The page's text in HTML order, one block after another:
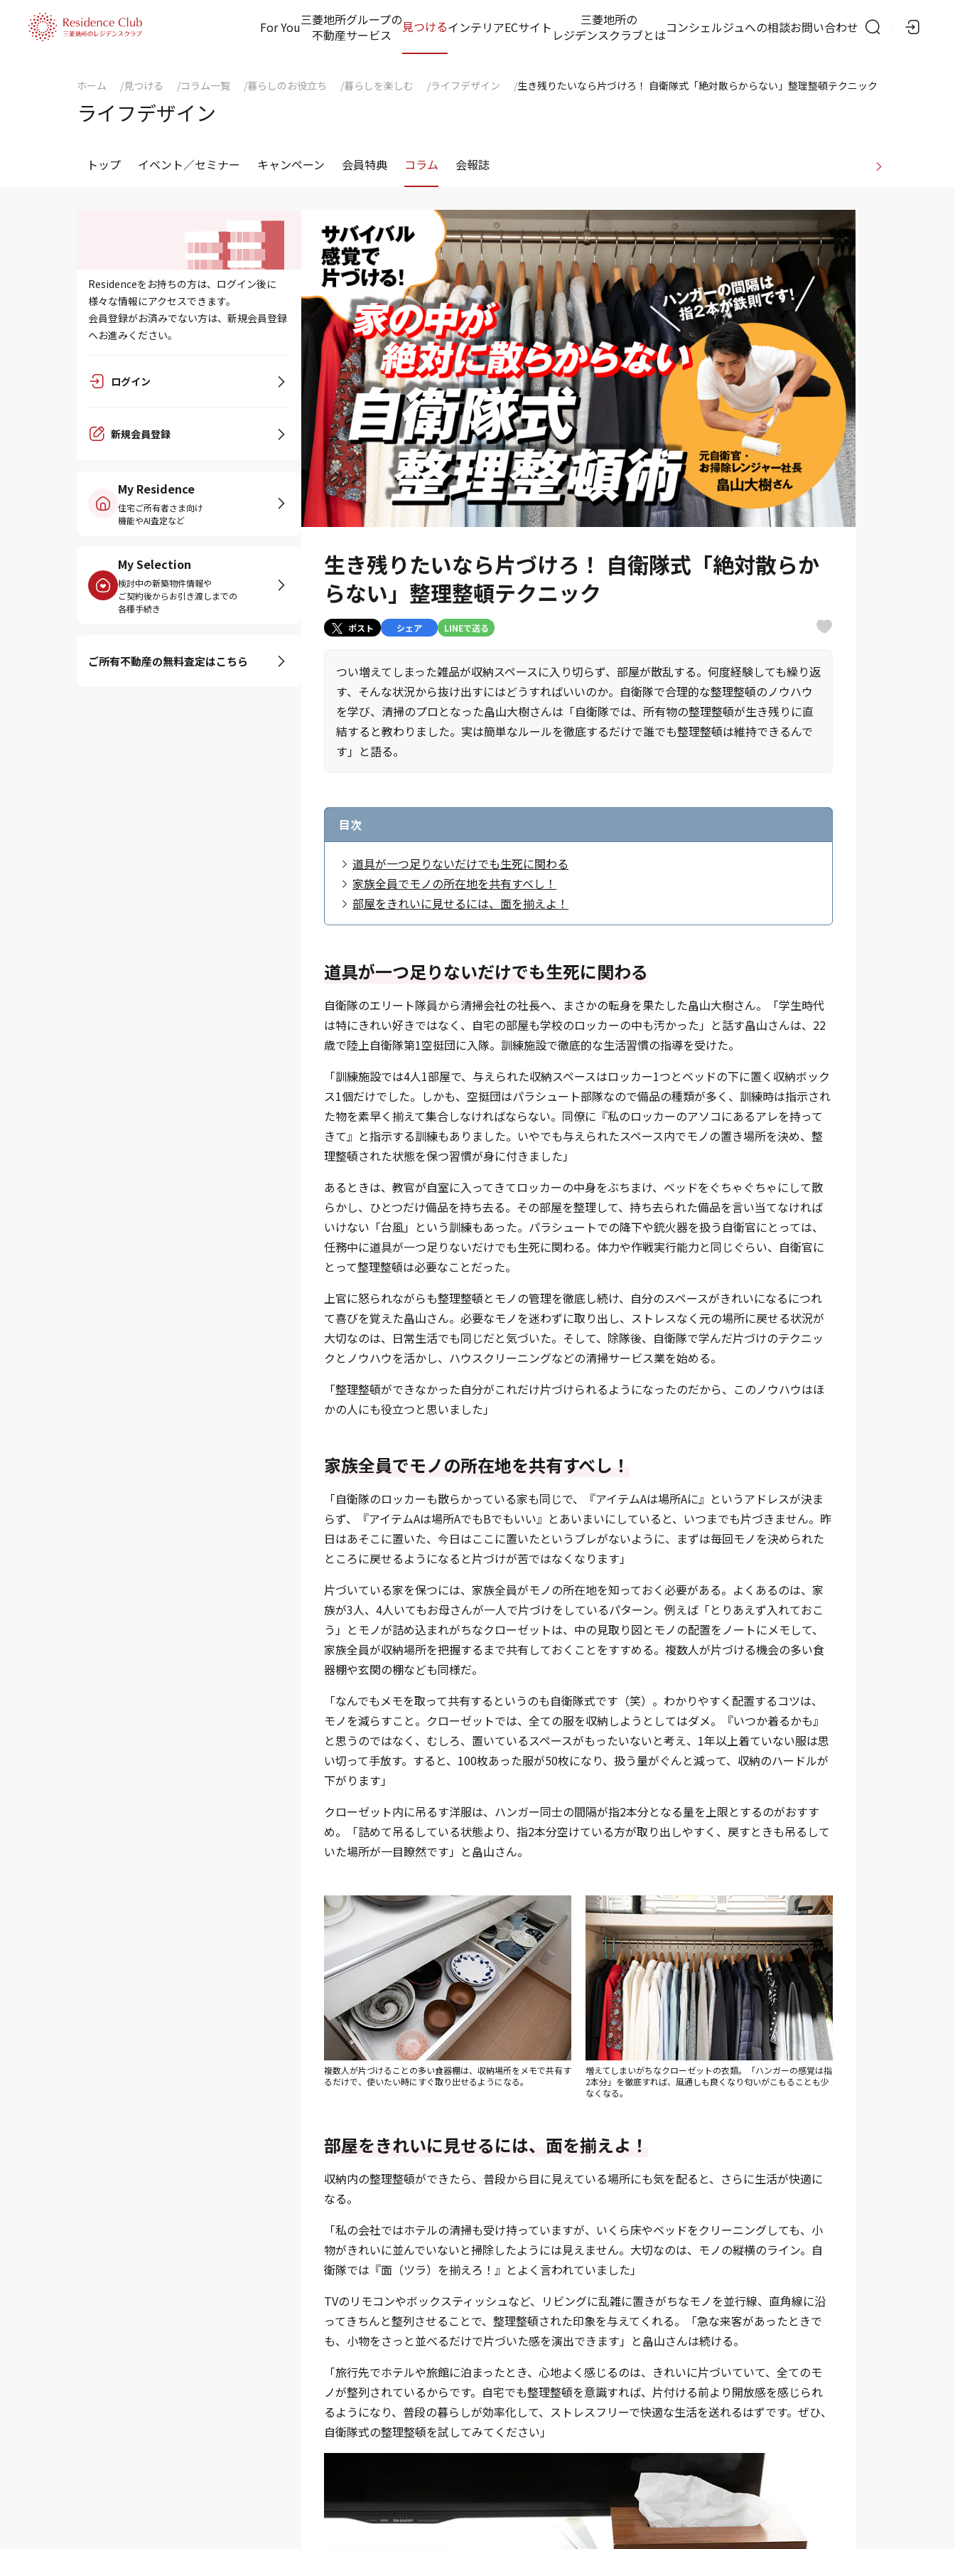
For You三菱地所グループの
不動産サービス
見つけるインテリアECサイト
三菱地所の
レジデンスクラブとはコンシェルジュへの相談お問い合わせ
ホーム 見つける コラム一覧 暮らしのお役立ち 暮らしを楽しむ ライフデザイン 生き残りたいなら片づけろ！ 自衛隊式「絶対散らからない」整理整頓テクニック
ライフデザイン
トップ イベント／セミナー キャンペーン 会員特典 コラム 会報誌
Residenceをお持ちの方は、ログイン後に
様々な情報にアクセスできます。
会員登録がお済みでない方は、新規会員登録
へお進みください。
ログイン
新規会員登録
My Residence
住宅ご所有者さま向け
機能やAI査定など
My Selection
検討中の新築物件情報や
ご契約後からお引き渡しまでの
各種手続き
ご所有不動産の無料査定はこちら
生き残りたいなら片づけろ！ 自衛隊式「絶対散らか
らない」整理整頓テクニック
ポスト シェア LINEで送る
つい増えてしまった雑品が収納スペースに入り切らず、部屋が散乱する。何度経験しても繰り返
す、そんな状況から抜け出すにはどうすればいいのか。自衛隊で合理的な整理整頓のノウハウ
を学び、清掃のプロとなった畠山大樹さんは「自衛隊では、所有物の整理整頓が生き残りに直
結すると教わりました。実は簡単なルールを徹底するだけで誰でも整理整頓は維持できるんで
す」と語る。
目次
道具が一つ足りないだけでも生死に関わる
家族全員でモノの所在地を共有すべし！
部屋をきれいに見せるには、面を揃えよ！
道具が一つ足りないだけでも生死に関わる
自衛隊のエリート隊員から清掃会社の社長へ、まさかの転身を果たした畠山大樹さん。「学生時代
は特にきれい好きではなく、自宅の部屋も学校のロッカーの中も汚かった」と話す畠山さんは、22
歳で陸上自衛隊第1空挺団に入隊。訓練施設で徹底的な生活習慣の指導を受けた。
「訓練施設では4人1部屋で、与えられた収納スペースはロッカー1つとベッドの下に置く収納ボック
ス1個だけでした。しかも、空挺団はパラシュート部隊なので備品の種類が多く、訓練時は指示され
た物を素早く揃えて集合しなければならない。同僚に『私のロッカーのアソコにあるアレを持って
きて』と指示する訓練もありました。いやでも与えられたスペース内でモノの置き場所を決め、整
理整頓された状態を保つ習慣が身に付きました」
あるときは、教官が自室に入ってきてロッカーの中身をぶちまけ、ベッドをぐちゃぐちゃにして散
らかし、ひとつだけ備品を持ち去る。その部屋を整理して、持ち去られた備品を言い当てなければ
いけない「台風」という訓練もあった。パラシュートでの降下や銃火器を扱う自衛官にとっては、
任務中に道具が一つ足りないだけでも生死に関わる。体力や作戦実行能力と同じぐらい、自衛官に
とって整理整頓は必要なことだった。
上官に怒られながらも整理整頓とモノの管理を徹底し続け、自分のスペースがきれいになるにつれ
て喜びを覚えた畠山さん。必要なモノを迷わずに取り出し、ストレスなく元の場所に戻せる状況が
大切なのは、日常生活でも同じだと気づいた。そして、除隊後、自衛隊で学んだ片づけのテクニッ
クとノウハウを活かし、ハウスクリーニングなどの清掃サービス業を始める。
「整理整頓ができなかった自分がこれだけ片づけられるようになったのだから、このノウハウはほ
かの人にも役立つと思いました」
家族全員でモノの所在地を共有すべし！
「自衛隊のロッカーも散らかっている家も同じで、『アイテムAは場所Aに』というアドレスが決ま
らず、『アイテムAは場所AでもBでもいい』とあいまいにしていると、いつまでも片づきません。昨
日はあそこに置いた、今日はここに置いたというブレがないように、まずは毎回モノを決められた
ところに戻せるようになると片づけが苦ではなくなります」
片づいている家を保つには、家族全員がモノの所在地を知っておく必要がある。よくあるのは、家
族が3人、4人いてもお母さんが一人で片づけをしているパターン。例えば「とりあえず入れておこ
う」とモノが詰め込まれがちなクローゼットは、中の見取り図とモノの配置をノートにメモして、
家族全員が収納場所を把握するまで共有しておくことをすすめる。複数人が片づける機会の多い食
器棚や玄関の棚なども同様だ。
「なんでもメモを取って共有するというのも自衛隊式です（笑）。わかりやすく配置するコツは、
モノを減らすこと。クローゼットでは、全ての服を収納しようとしてはダメ。『いつか着るかも』
と思うのではなく、むしろ、置いているスペースがもったいないと考え、1年以上着ていない服は思
い切って手放す。すると、100枚あった服が50枚になり、扱う量がぐんと減って、収納のハードルが
下がります」
クローゼット内に吊るす洋服は、ハンガー同士の間隔が指2本分となる量を上限とするのがおすす
め。「詰めて吊るしている状態より、指2本分空けている方が取り出しやすく、戻すときも吊るして
いた場所が一目瞭然です」と畠山さん。
複数人が片づけることの多い食器棚は、収納場所をメモで共有す
るだけで、使いたい時にすぐ取り出せるようになる。
増えてしまいがちなクローゼットの衣類。「ハンガーの感覚は指
2本分」を徹底すれば、風通しも良くなり匂いがこもることも少
なくなる。
部屋をきれいに見せるには、面を揃えよ！
収納内の整理整頓ができたら、普段から目に見えている場所にも気を配ると、さらに生活が快適に
なる。
「私の会社ではホテルの清掃も受け持っていますが、いくら床やベッドをクリーニングしても、小
物がきれいに並んでいないと掃除したようには見えません。大切なのは、モノの縦横のライン。自
衛隊では『面（ツラ）を揃えろ！』とよく言われていました」
TVのリモコンやボックスティッシュなど、リビングに乱雑に置きがちなモノを並行線、直角線に沿
ってきちんと整列させることで、整理整頓された印象を与えてくれる。「急な来客があったときで
も、小物をさっと並べるだけで片づいた感を演出できます」と畠山さんは続ける。
「旅行先でホテルや旅館に泊まったとき、心地よく感じるのは、きれいに片づいていて、全てのモ
ノが整列されているからです。自宅でも整理整頓を意識すれば、片付ける前より開放感を感じられ
るようになり、普段の暮らしが効率化して、ストレスフリーで快適な生活を送れるはずです。ぜひ、
自衛隊式の整理整頓を試してみてください」